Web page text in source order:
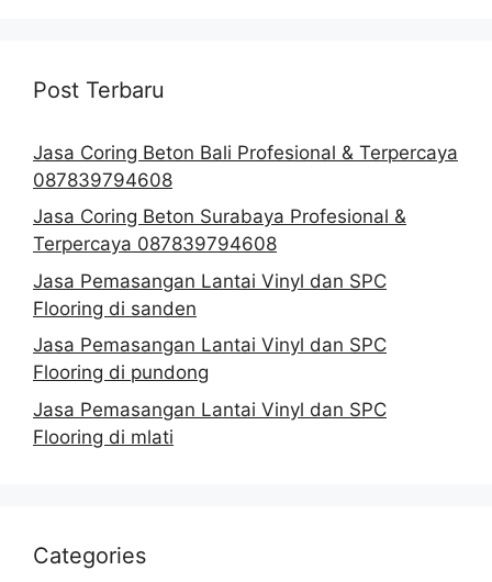
Post Terbaru
Jasa Coring Beton Bali Profesional & Terpercaya
087839794608
Jasa Coring Beton Surabaya Profesional &
Terpercaya 087839794608
Jasa Pemasangan Lantai Vinyl dan SPC
Flooring di sanden
Jasa Pemasangan Lantai Vinyl dan SPC
Flooring di pundong
Jasa Pemasangan Lantai Vinyl dan SPC
Flooring di mlati
Categories